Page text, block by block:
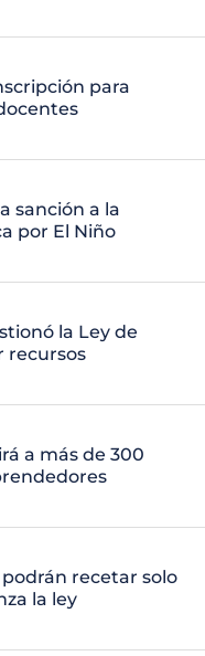
para
sanción a la
por El Niño
la Ley de
recursos
a más de 300
recetar solo
la ley